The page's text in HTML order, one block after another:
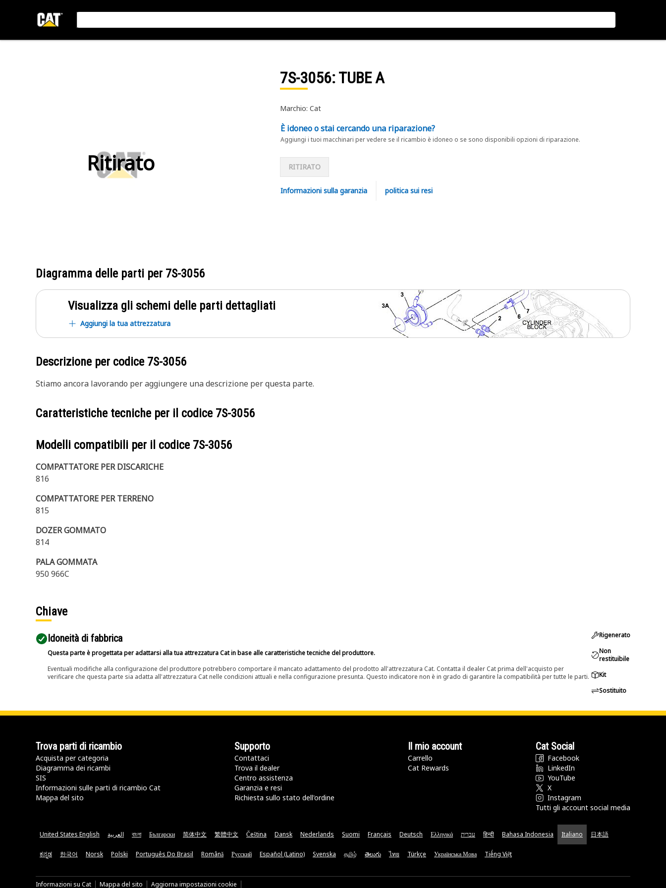
Ritirato
7S-3056: TUBE A
Marchio: Cat
È idoneo o stai cercando una riparazione?
Aggiungi i tuoi macchinari per vedere se il ricambio è idoneo o se sono disponibili opzioni di riparazione.
RITIRATO
Informazioni sulla garanzia politica sui resi
Diagramma delle parti per 7S-3056
Visualizza gli schemi delle parti dettagliati
Aggiungi la tua attrezzatura
Descrizione per codice 7S-3056
Stiamo ancora lavorando per aggiungere una descrizione per questa parte.
Caratteristiche tecniche per il codice 7S-3056
Modelli compatibili per il codice 7S-3056
COMPATTATORE PER DISCARICHE
816
COMPATTATORE PER TERRENO
815
DOZER GOMMATO
814
PALA GOMMATA
950 966C
Chiave
Idoneità di fabbrica
Questa parte è progettata per adattarsi alla tua attrezzatura Cat in base alle caratteristiche tecniche del produttore.
Eventuali modifiche alla configurazione del produttore potrebbero comportare il mancato adattamento del prodotto all'attrezzatura Cat. Contatta il dealer Cat prima dell'acquisto per
verificare che questa parte sia adatta all'attrezzatura Cat nelle condizioni attuali e nella configurazione presunta. Questo indicatore non è in grado di garantire la compatibilità per tutte le parti.
Rigenerato
Non
restituibile
Kit
Sostituito
Trova parti di ricambio
Acquista per categoria
Diagramma dei ricambi
SIS
Informazioni sulle parti di ricambio Cat
Mappa del sito
Supporto
Contattaci
Trova il dealer
Centro assistenza
Garanzia e resi
Richiesta sullo stato dell'ordine
Il mio account
Carrello
Cat Rewards
Cat Social
Facebook
LinkedIn
YouTube
X
Instagram
Tutti gli account social media
United States English العربية বাংলা Български 简体中文 繁體中文 Čeština Dansk Nederlands Suomi Français Deutsch Ελληνικά עברית हिन्दी Bahasa Indonesia Italiano 日本語
ಕನ್ನಡ 한국어 Norsk Polski Português Do Brasil Română Русский Español (Latino) Svenska தமிழ் తెలుగు ไทย Türkçe Українська Мова Tiếng Việt
Informazioni su Cat Mappa del sito Aggiorna impostazioni cookie